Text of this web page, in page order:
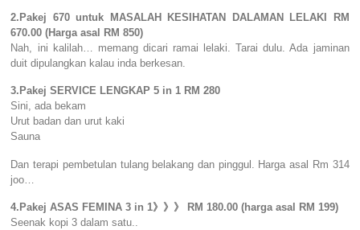
2.Pakej 670 untuk MASALAH KESIHATAN DALAMAN LELAKI RM
670.00 (Harga asal RM 850)
Nah, ini kalilah… memang dicari ramai lelaki. Tarai dulu. Ada jaminan
duit dipulangkan kalau inda berkesan.
3.Pakej SERVICE LENGKAP 5 in 1 RM 280
Sini, ada bekam
Urut badan dan urut kaki
Sauna
Dan terapi pembetulan tulang belakang dan pinggul. Harga asal Rm 314
joo…
4.Pakej ASAS FEMINA 3 in 1》》》 RM 180.00 (harga asal RM 199)
Seenak kopi 3 dalam satu..